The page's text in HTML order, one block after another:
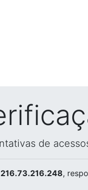
de
216.73.216.248,